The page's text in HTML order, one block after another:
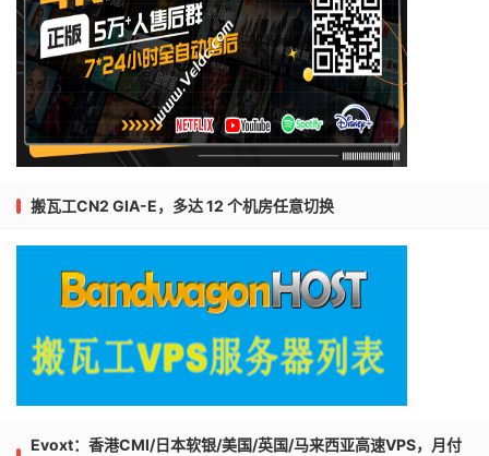
搬瓦工CN2 GIA-E，多达 12 个机房任意切换
Evoxt：香港CMI/日本软银/美国/英国/马来西亚高速VPS，月付